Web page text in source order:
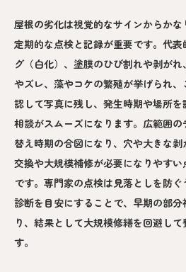
屋根の劣化は視覚的なサインからかな
定期的な点検と記録が重要です。代
グ（白化）、塗膜のひび割れや剥が
やズレ、藻やコケの繁殖が挙げられ
認して写真に残し、発生時期や場所
相談がスムーズになります。広範囲
替え時期の合図になり、穴や大きな
交換や大規模補修が必要になりやす
です。専門家の点検は見落としを防
診断を目安にすることで、早期の部
り、結果として大規模修繕を回避し
す。